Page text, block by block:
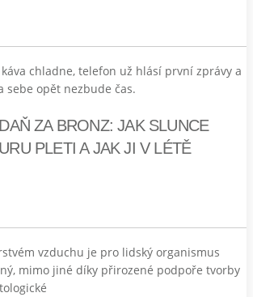
chladne, telefon už hlásí první zprávy a
sebe opět nezbude čas.
ZA BRONZ: JAK SLUNCE
PLETI A JAK JI V LÉTĚ
vzduchu je pro lidský organismus
mimo jiné díky přirozené podpoře tvorby